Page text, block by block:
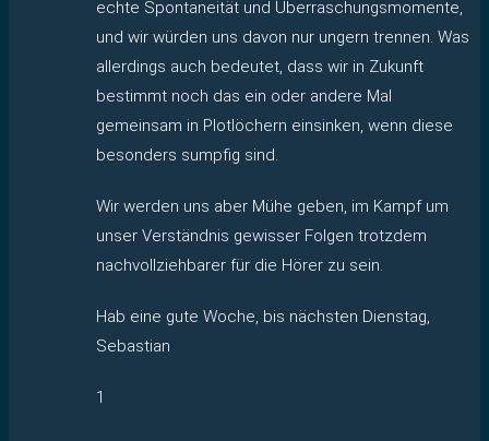
echte Spontaneität und Überraschungsmomente,
und wir würden uns davon nur ungern trennen. Was
allerdings auch bedeutet, dass wir in Zukunft
bestimmt noch das ein oder andere Mal
gemeinsam in Plotlöchern einsinken, wenn diese
besonders sumpfig sind.
Wir werden uns aber Mühe geben, im Kampf um
unser Verständnis gewisser Folgen trotzdem
nachvollziehbarer für die Hörer zu sein.
Hab eine gute Woche, bis nächsten Dienstag,
Sebastian
1